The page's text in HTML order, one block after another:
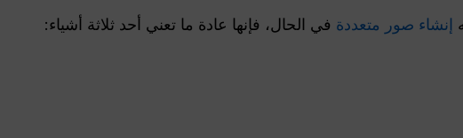
إنشاء صور متعددة في الحال، فإنها عادة ما تعني أحد ثلاثة أشياء: